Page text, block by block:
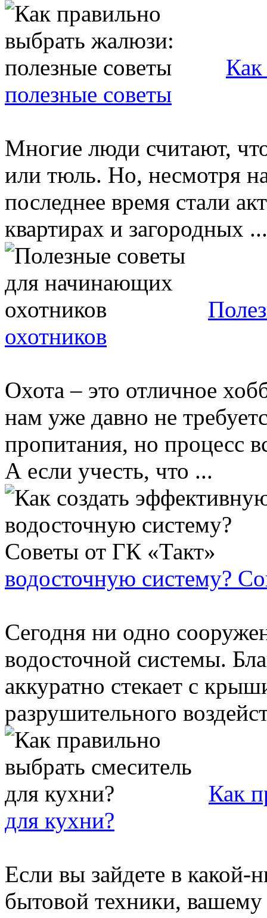
полезные советы
Многие люди считают,
или тюль. Но, несмотря
последнее время стали
квартирах и загородных ...
охотников
Охота – это отличное
нам уже давно не
пропитания, но процесс
А если учесть, что ...
водосточную систему?
Сегодня ни одно
водосточной системы.
аккуратно стекает с
разрушительного
Как
для кухни?
Если вы зайдете в какой-
бытовой техники,